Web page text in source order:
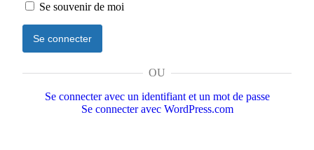
Se souvenir de moi
OU
Se connecter avec un identifiant et un mot de passe
Se connecter avec WordPress.com